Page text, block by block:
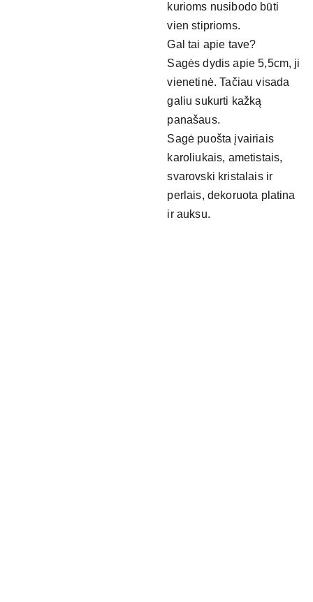
kurioms nusibodo būti
vien stiprioms.
Gal tai apie tave?
Sagės dydis apie 5,5cm, ji
vienetinė. Tačiau visada
galiu sukurti kažką
panašaus.
Sagė puošta įvairiais
karoliukais, ametistais,
svarovski kristalais ir
perlais, dekoruota platina
ir auksu.